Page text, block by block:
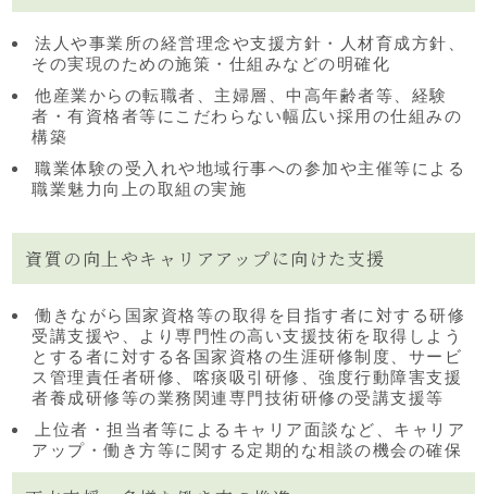
法人や事業所の経営理念や支援方針・人材育成方針、
その実現のための施策・仕組みなどの明確化
他産業からの転職者、主婦層、中高年齢者等、経験
者・有資格者等にこだわらない幅広い採用の仕組みの
構築
職業体験の受入れや地域行事への参加や主催等による
職業魅力向上の取組の実施
資質の向上やキャリアアップに向けた支援
働きながら国家資格等の取得を目指す者に対する研修
受講支援や、より専門性の高い支援技術を取得しよう
とする者に対する各国家資格の生涯研修制度、サービ
ス管理責任者研修、喀痰吸引研修、強度行動障害支援
者養成研修等の業務関連専門技術研修の受講支援等
上位者・担当者等によるキャリア面談など、キャリア
アップ・働き方等に関する定期的な相談の機会の確保